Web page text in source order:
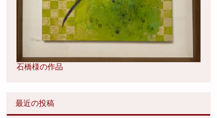
石橋様の作品
最近の投稿